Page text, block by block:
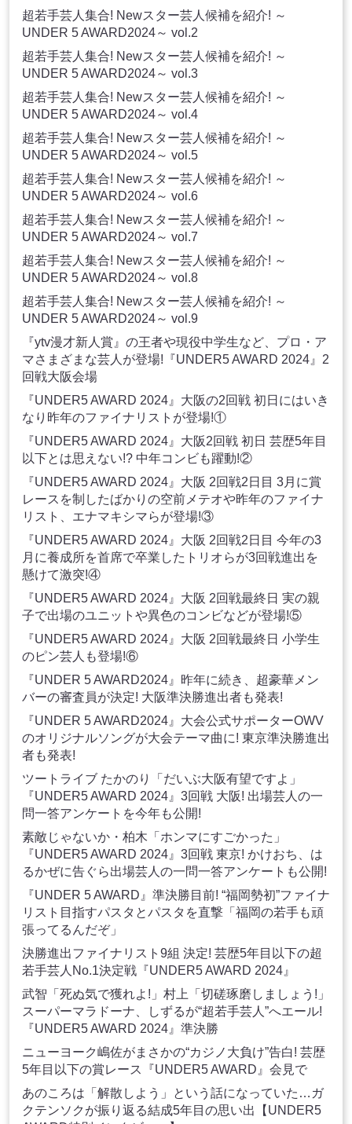
超若手芸人集合! Newスター芸人候補を紹介! ～
UNDER 5 AWARD2024～ vol.2
超若手芸人集合! Newスター芸人候補を紹介! ～
UNDER 5 AWARD2024～ vol.3
超若手芸人集合! Newスター芸人候補を紹介! ～
UNDER 5 AWARD2024～ vol.4
超若手芸人集合! Newスター芸人候補を紹介! ～
UNDER 5 AWARD2024～ vol.5
超若手芸人集合! Newスター芸人候補を紹介! ～
UNDER 5 AWARD2024～ vol.6
超若手芸人集合! Newスター芸人候補を紹介! ～
UNDER 5 AWARD2024～ vol.7
超若手芸人集合! Newスター芸人候補を紹介! ～
UNDER 5 AWARD2024～ vol.8
超若手芸人集合! Newスター芸人候補を紹介! ～
UNDER 5 AWARD2024～ vol.9
『ytv漫才新人賞』の王者や現役中学生など、プロ・ア
マさまざまな芸人が登場!『UNDER5 AWARD 2024』2
回戦大阪会場
『UNDER5 AWARD 2024』大阪の2回戦 初日にはいき
なり昨年のファイナリストが登場!①
『UNDER5 AWARD 2024』大阪2回戦 初日 芸歴5年目
以下とは思えない!? 中年コンビも躍動!②
『UNDER5 AWARD 2024』大阪 2回戦2日目 3月に賞
レースを制したばかりの空前メテオや昨年のファイナ
リスト、エナマキシマらが登場!③
『UNDER5 AWARD 2024』大阪 2回戦2日目 今年の3
月に養成所を首席で卒業したトリオらが3回戦進出を
懸けて激突!④
『UNDER5 AWARD 2024』大阪 2回戦最終日 実の親
子で出場のユニットや異色のコンビなどが登場!⑤
『UNDER5 AWARD 2024』大阪 2回戦最終日 小学生
のピン芸人も登場!⑥
『UNDER 5 AWARD2024』昨年に続き、超豪華メン
バーの審査員が決定! 大阪準決勝進出者も発表!
『UNDER 5 AWARD2024』大会公式サポーターOWV
のオリジナルソングが大会テーマ曲に! 東京準決勝進出
者も発表!
ツートライブ たかのり「だいぶ大阪有望ですよ」
『UNDER5 AWARD 2024』3回戦 大阪! 出場芸人の一
問一答アンケートを今年も公開!
素敵じゃないか・柏木「ホンマにすごかった」
『UNDER5 AWARD 2024』3回戦 東京! かけおち、は
るかぜに告ぐら出場芸人の一問一答アンケートも公開!
『UNDER 5 AWARD』準決勝目前! “福岡勢初”ファイナ
リスト目指すパスタとパスタを直撃「福岡の若手も頑
張ってるんだぞ」
決勝進出ファイナリスト9組 決定! 芸歴5年目以下の超
若手芸人No.1決定戦『UNDER5 AWARD 2024』
武智「死ぬ気で獲れよ!」村上「切磋琢磨しましょう!」
スーパーマラドーナ、しずるが“超若手芸人”へエール!
『UNDER5 AWARD 2024』準決勝
ニューヨーク嶋佐がまさかの“カジノ大負け”告白! 芸歴
5年目以下の賞レース『UNDER5 AWARD』会見で
あのころは「解散しよう」という話になっていた…ガ
クテンソクが振り返る結成5年目の思い出【UNDER5